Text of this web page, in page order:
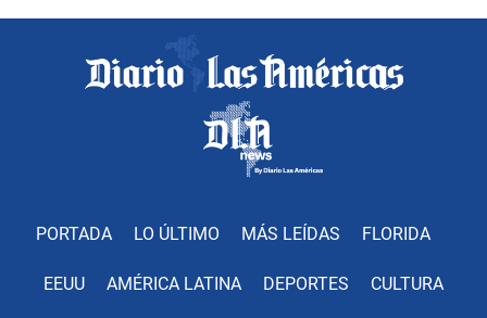
PORTADA LO ÚLTIMO MÁS LEÍDAS FLORIDA
EEUU AMÉRICA LATINA DEPORTES CULTURA